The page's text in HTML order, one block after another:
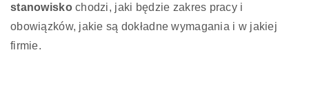
stanowiskochodzi, jaki będzie zakres pracy i
obowiązków, jakie są dokładne wymagania i w jakiej
firmie.